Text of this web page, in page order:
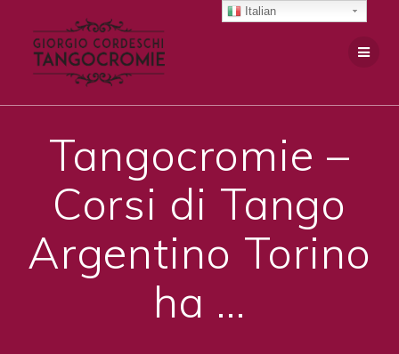
Tangocromie –
Corsi di Tango
Argentino Torino
ha …
Italian